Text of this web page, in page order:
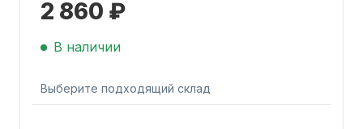
2 860 ₽
В наличии
Выберите подходящий склад